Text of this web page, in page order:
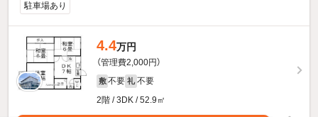
駐車場あり
4.4万円
（管理費2,000円）
敷 不要 礼 不要
2階 / 3DK / 52.9㎡